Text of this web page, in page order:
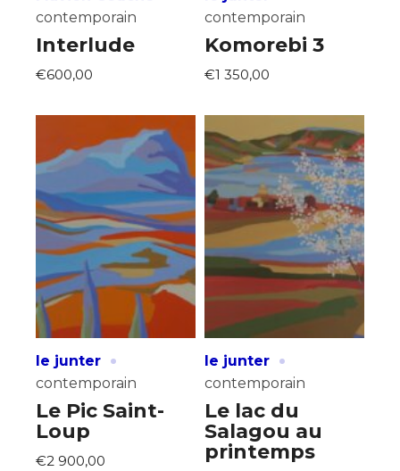
contemporain
Interlude
€600,00
contemporain
Komorebi 3
€1 350,00
le junter ·
contemporain
Le Pic Saint-
Loup
€2 900,00
le junter ·
contemporain
Le lac du
Salagou au
printemps